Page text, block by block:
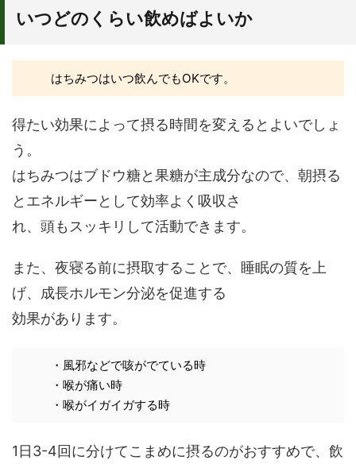
いつどのくらい飲めばよいか
はちみつはいつ飲んでもOKです。
得たい効果によって摂る時間を変えるとよいでしょ
う。
はちみつはブドウ糖と果糖が主成分なので、朝摂る
とエネルギーとして効率よく吸収さ
れ、頭もスッキリして活動できます。
また、夜寝る前に摂取することで、睡眠の質を上
げ、成長ホルモン分泌を促進する
効果があります。
・風邪などで咳がでている時
・喉が痛い時
・喉がイガイガする時
1日3-4回に分けてこまめに摂るのがおすすめで、飲